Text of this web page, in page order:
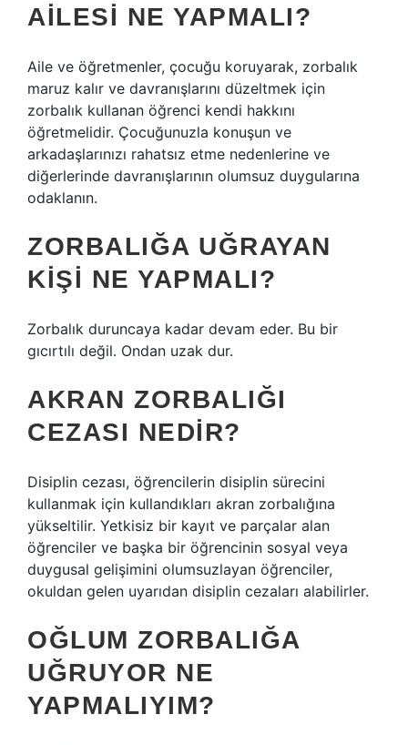
AILESI NE YAPMALI?
Aile ve öğretmenler, çocuğu koruyarak, zorbalık
maruz kalır ve davranışlarını düzeltmek için
zorbalık kullanan öğrenci kendi hakkını
öğretmelidir. Çocuğunuzla konuşun ve
arkadaşlarınızı rahatsız etme nedenlerine ve
diğerlerinde davranışlarının olumsuz duygularına
odaklanın.
ZORBALIĞA UĞRAYAN
KIŞI NE YAPMALI?
Zorbalık duruncaya kadar devam eder. Bu bir
gıcırtılı değil. Ondan uzak dur.
AKRAN ZORBALIĞI
CEZASI NEDIR?
Disiplin cezası, öğrencilerin disiplin sürecini
kullanmak için kullandıkları akran zorbalığına
yükseltilir. Yetkisiz bir kayıt ve parçalar alan
öğrenciler ve başka bir öğrencinin sosyal veya
duygusal gelişimini olumsuzlayan öğrenciler,
okuldan gelen uyarıdan disiplin cezaları alabilirler.
OĞLUM ZORBALIĞA
UĞRUYOR NE
YAPMALIYIM?